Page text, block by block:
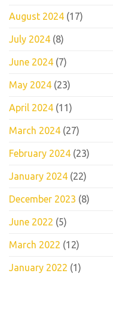
August 2024 (17)
July 2024 (8)
June 2024 (7)
May 2024 (23)
April 2024 (11)
March 2024 (27)
February 2024 (23)
January 2024 (22)
December 2023 (8)
June 2022 (5)
March 2022 (12)
January 2022 (1)